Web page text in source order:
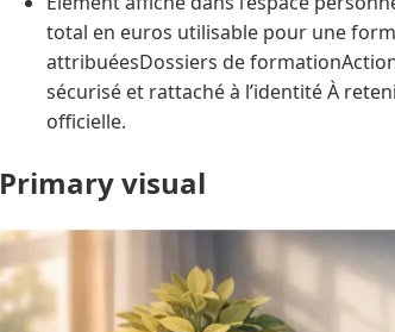
total en euros utilisable pour une
attribuéesDossiers de
sécurisé et rattaché à l’identité À
officielle.
Primary visual